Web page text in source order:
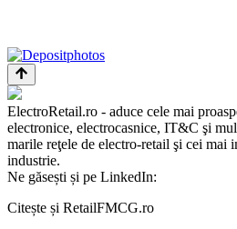
ElectroRetail.ro - aduce cele mai
electronice, electrocasnice, IT&C şi
marile reţele de electro-retail şi cei mai
industrie.
Ne găsești și pe LinkedIn:
Citește și RetailFMCG.ro